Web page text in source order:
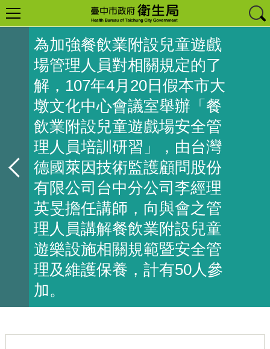
為加強餐飲業附設兒童遊戲
場管理人員對相關規定的了
解，107年4月20日假本市大
墩文化中心會議室舉辦「餐
飲業附設兒童遊戲場安全管
理人員培訓研習」，由台灣
德國萊因技術監護顧問股份
有限公司台中分公司李經理
英旻擔任講師，向與會之管
理人員講解餐飲業附設兒童
遊樂設施相關規範暨安全管
理及維護保養，計有50人參
加。